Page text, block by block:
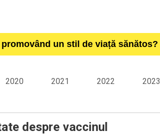
un stil de viață sănătos?
2020 2021 2022 2023
despre vaccinul